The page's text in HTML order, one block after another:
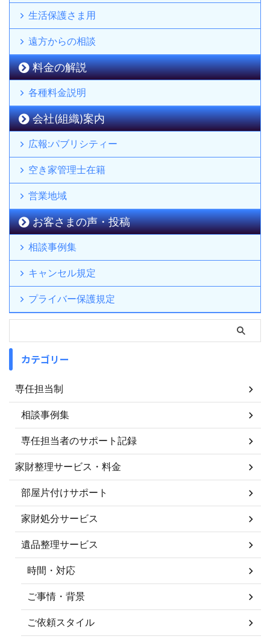
生活保護さま用
遠方からの相談
料金の解説
各種料金説明
会社(組織)案内
広報:パブリシティー
空き家管理士在籍
営業地域
お客さまの声・投稿
相談事例集
キャンセル規定
プライバー保護規定
カテゴリー
専任担当制
相談事例集
専任担当者のサポート記録
家財整理サービス・料金
部屋片付けサポート
家財処分サービス
遺品整理サービス
時間・対応
ご事情・背景
ご依頼スタイル